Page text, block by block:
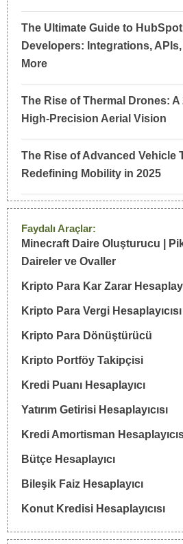
The Ultimate Guide to
Developers: Integrations,
More
The Rise of Thermal Drones:
High-Precision Aerial Vision
The Rise of Advanced Vehicle
Redefining Mobility in 2025
Faydalı Araçlar:
Minecraft Daire Oluşturucu |
Daireler ve Ovaller
Kripto Para Kar Zarar
Kripto Para Vergi Hesaplayıcısı
Kripto Para Dönüştürücü
Kripto Portföy Takipçisi
Kredi Puanı Hesaplayıcı
Yatırım Getirisi Hesaplayıcısı
Kredi Amortisman
Bütçe Hesaplayıcı
Bileşik Faiz Hesaplayıcı
Konut Kredisi Hesaplayıcısı